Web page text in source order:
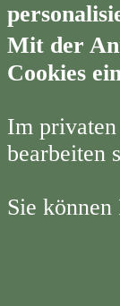
Mit der
Cookies
Im
bearbeiten
Sie